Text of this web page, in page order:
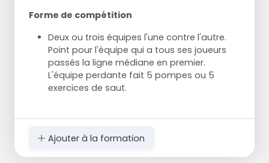
Forme de compétition
Deux ou trois équipes l'une contre l'autre.
Point pour l'équipe qui a tous ses joueurs
passés la ligne médiane en premier.
L'équipe perdante fait 5 pompes ou 5
exercices de saut.
Ajouter à la formation